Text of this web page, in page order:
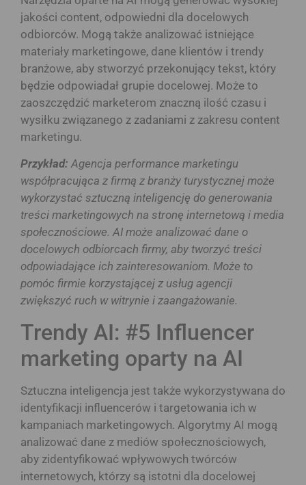
jakości content, odpowiedni dla docelowych
odbiorców. Mogą także analizować istniejące
materiały marketingowe, dane klientów i trendy
branżowe, aby stworzyć przekonujący tekst, który
będzie odpowiadał grupie docelowej. Może to
zaoszczędzić marketerom znaczną ilość czasu i
wysiłku związanego z zadaniami z zakresu content
marketingu.
Przykład: Agencja performance marketingu
współpracująca z firmą z branży turystycznej może
wykorzystać sztuczną inteligencję do generowania
treści marketingowych na stronę internetową i media
społecznościowe. AI może analizować dane o
docelowych odbiorcach firmy, aby tworzyć treści
odpowiadające ich zainteresowaniom. Może to
pomóc firmie korzystającej z usług agencji
zwiększyć ruch w witrynie i zaangażowanie.
Trendy AI: #5 Influencer
marketing oparty na AI
Sztuczna inteligencja jest także wykorzystywana do
identyfikacji influencerów i targetowania ich w
kampaniach marketingowych. Algorytmy AI mogą
analizować dane z mediów społecznościowych,
aby zidentyfikować wpływowych twórców
internetowych, którzy są istotni dla docelowej